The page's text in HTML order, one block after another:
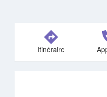
Itinéraire